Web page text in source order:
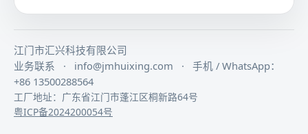
江门市汇兴科技有限公司
业务联系
· info@jmhuixing.com ·
手机 / WhatsApp：
+86 13500288564
工厂地址：广东省江门市蓬江区桐新路64号
粤ICP备2024200054号